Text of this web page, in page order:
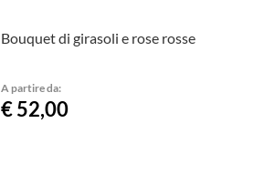
Bouquet di girasoli e rose rosse
A partire da:
€ 52,00